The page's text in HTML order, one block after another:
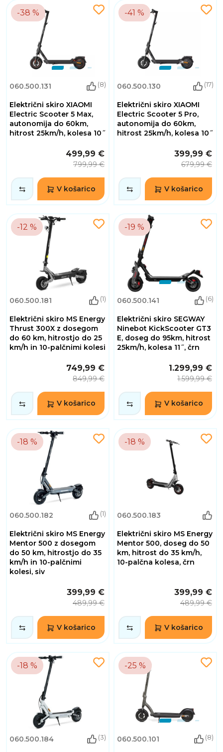
-38 %
060.500.131 (8)
Električni skiro XIAOMI
Electric Scooter 5 Max,
autonomija do 60km,
hitrost 25km/h, kolesa 10˝
499,99 €
799,99 €
V košarico
-41 %
060.500.130 (17)
Električni skiro XIAOMI
Electric Scooter 5 Pro,
autonomija do 60km,
hitrost 25km/h, kolesa 10˝
399,99 €
679,99 €
V košarico
-12 %
060.500.181 (1)
Električni skiro MS Energy
Thrust 300X z dosegom
do 60 km, hitrostjo do 25
km/h in 10-palčnimi kolesi
749,99 €
849,99 €
V košarico
-19 %
060.500.141 (6)
Električni skiro SEGWAY
Ninebot KickScooter GT3
E, doseg do 95km, hitrost
25km/h, kolesa 11˝, črn
1.299,99 €
1.599,99 €
V košarico
-18 %
060.500.182 (1)
Električni skiro MS Energy
Mentor 500 z dosegom
do 50 km, hitrostjo do 35
km/h in 10-palčnimi
kolesi, siv
399,99 €
489,99 €
V košarico
-18 %
060.500.183
Električni skiro MS Energy
Mentor 500, doseg do 50
km, hitrost do 35 km/h,
10-palčna kolesa, črn
399,99 €
489,99 €
V košarico
-18 %
060.500.184 (3)
-25 %
060.500.101 (8)